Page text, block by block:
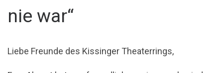
nie war“
Liebe Freunde des Kissinger Theaterrings,